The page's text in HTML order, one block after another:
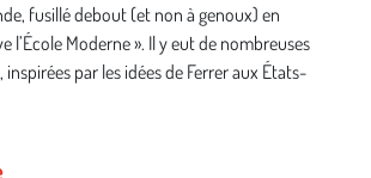
fusillé debout (et non à genoux) en
l’École Moderne ». Il y eut de nombreuses
par les idées de Ferrer aux États-